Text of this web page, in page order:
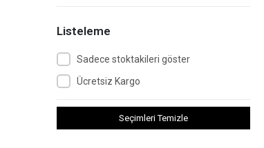
Listeleme
Sadece stoktakileri göster
Ücretsiz Kargo
Seçimleri Temizle